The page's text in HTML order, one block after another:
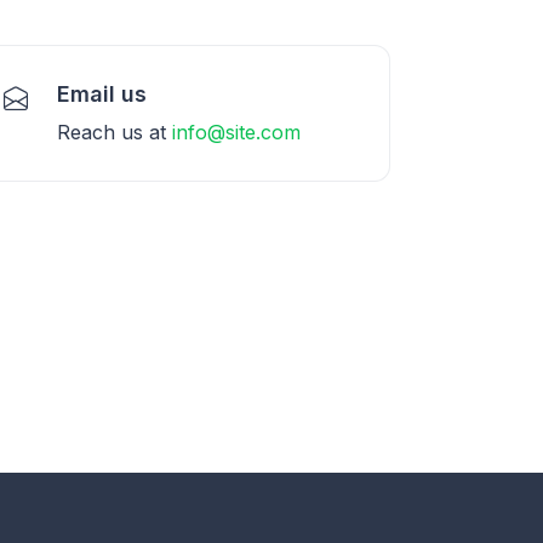
Email us
Reach us at info@site.com